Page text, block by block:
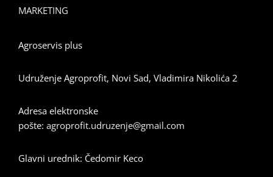
MARKETING
Agroservis plus
Udruženje Agroprofit, Novi Sad, Vladimira Nikolića 2
Adresa elektronske
pošte: agroprofit.udruzenje@gmail.com
Glavni urednik: Čedomir Keco